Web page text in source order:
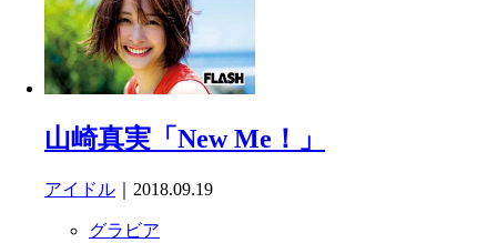
山崎真実「New Me！」
アイドル ｜2018.09.19
グラビア